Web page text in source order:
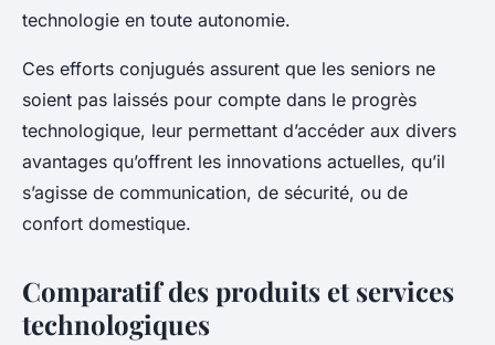
technologie en toute autonomie.
Ces efforts conjugués assurent que les seniors ne
soient pas laissés pour compte dans le progrès
technologique, leur permettant d’accéder aux divers
avantages qu’offrent les innovations actuelles, qu’il
s’agisse de communication, de sécurité, ou de
confort domestique.
Comparatif des produits et services
technologiques